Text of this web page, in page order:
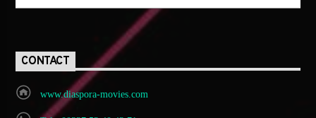
CONTACT
www.diaspora-movies.com